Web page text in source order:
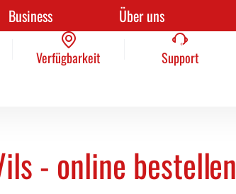
Business Über uns
Verfügbarkeit Support
Verfügbarkeit Support
Presse
- online bestellen